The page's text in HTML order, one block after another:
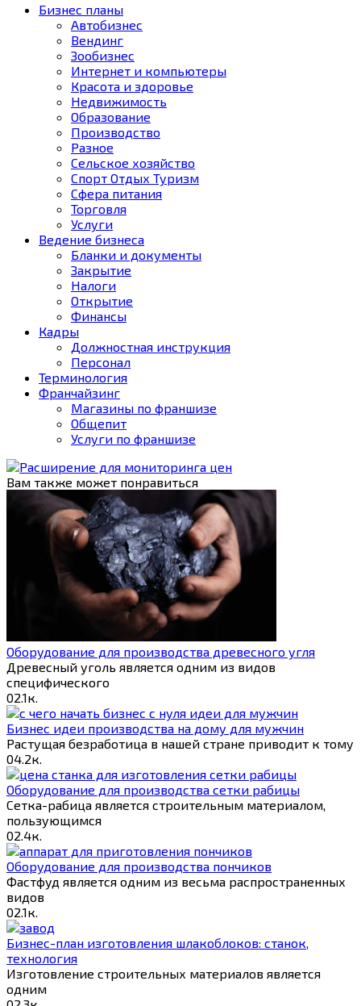
Бизнес планы
Автобизнес
Вендинг
Зообизнес
Интернет и компьютеры
Красота и здоровье
Недвижимость
Образование
Производство
Разное
Сельское хозяйство
Спорт Отдых Туризм
Сфера питания
Торговля
Услуги
Ведение бизнеса
Бланки и документы
Закрытие
Налоги
Открытие
Финансы
Кадры
Должностная инструкция
Персонал
Терминология
Франчайзинг
Магазины по франшизе
Общепит
Услуги по франшизе
Вам также может понравиться
Оборудование для производства древесного угля
Древесный уголь является одним из видов
специфического
02.1к.
Бизнес идеи производства на дому для мужчин
Растущая безработица в нашей стране приводит к тому
04.2к.
Оборудование для производства сетки рабицы
Сетка-рабица является строительным материалом,
пользующимся
02.4к.
Оборудование для производства пончиков
Фастфуд является одним из весьма распространенных
видов
02.1к.
Бизнес-план изготовления шлакоблоков: станок,
технология
Изготовление строительных материалов является
одним